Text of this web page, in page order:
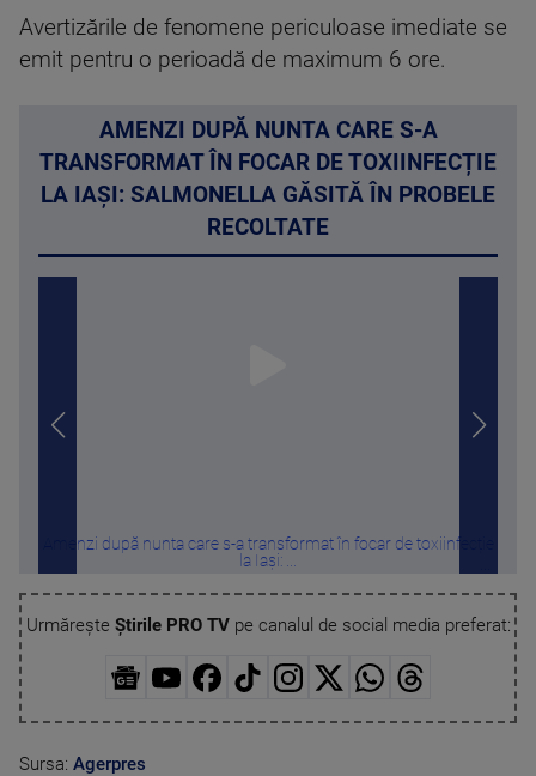
Avertizările de fenomene periculoase imediate se
emit pentru o perioadă de maximum 6 ore.
AMENZI DUPĂ NUNTA CARE S-A
TRANSFORMAT ÎN FOCAR DE TOXIINFECȚIE
LA IAȘI: SALMONELLA GĂSITĂ ÎN PROBELE
RECOLTATE
Amenzi după nunta care s-a transformat în focar de toxiinfecție
la Iași: ...
Urmărește Știrile PRO TVpe canalul de social media preferat:
Sursa: Agerpres